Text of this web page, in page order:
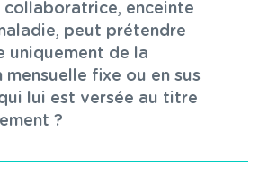
collaboratrice, enceinte
peut prétendre
uniquement de la
mensuelle fixe ou en sus
lui est versée au titre
?